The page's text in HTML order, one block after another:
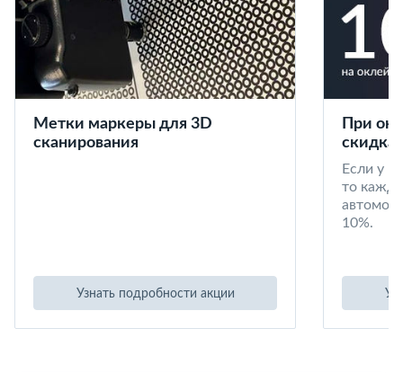
Метки маркеры для 3D
сканирования
Узнать подробности акции
При
скидка
Если у
то
10%.